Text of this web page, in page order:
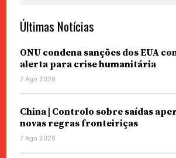
Últimas Notícias
ONU condena sanções dos EUA
alerta para crise humanitária
7 Ago 2026
China | Controlo sobre saídas
novas regras fronteiriças
7 Ago 2026